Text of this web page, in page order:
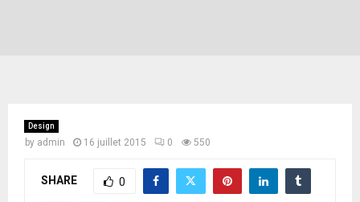
Design
by admin 16 juillet 2015 0 550
SHARE 0